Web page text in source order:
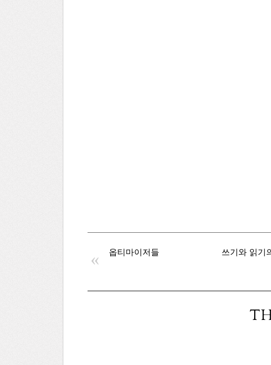
옵티마이저들 쓰기와 읽기
«